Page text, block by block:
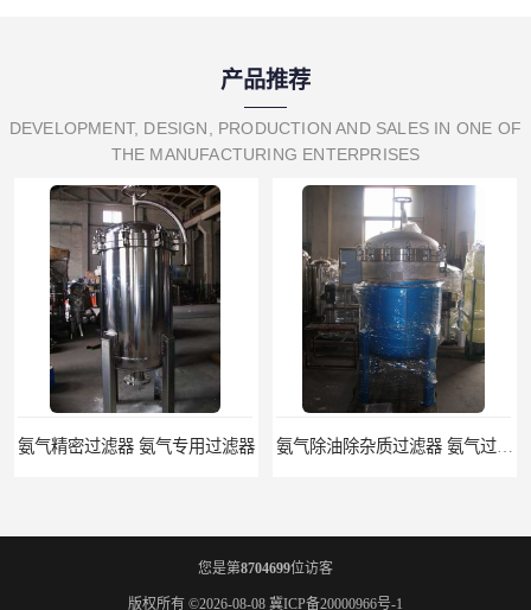
产品推荐
DEVELOPMENT, DESIGN, PRODUCTION AND SALES IN ONE OF
THE MANUFACTURING ENTERPRISES
密过滤器 氨气专用过滤器 氨气除油除杂质过滤器 氨气过滤器生产厂家
您是第8704699位访客
版权所有 ©2026-08-08 冀ICP备20000966号-1